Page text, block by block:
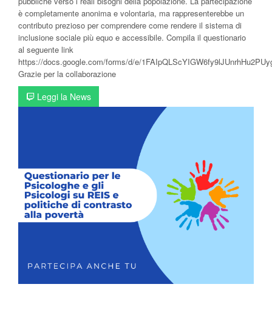
è completamente anonima e volontaria, ma rappresenterebbe un
contributo prezioso per comprendere come rendere il sistema di
inclusione sociale più equo e accessibile. Compila il questionario
al seguente link
https://docs.google.com/forms/d/e/
Grazie per la collaborazione
Leggi la News